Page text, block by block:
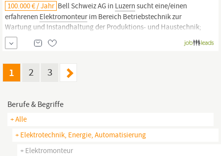
100.000 € / Jahr Bell Schweiz AG in Luzern sucht eine/einen
erfahrenen Elektromonteurim Bereich Betriebstechnik zur
Wartung und Instandhaltung der Produktions- und Haustechnik;
eigenständige Reparaturen sowie Um- und Neubauten innerhalb
der Abteilungen gehören dazu. Du bringst EFZ-Ausbildung,
1 2 3
Berufe & Begriffe
+ Alle
+ Elektrotechnik, Energie, Automatisierung
+ Elektromonteur